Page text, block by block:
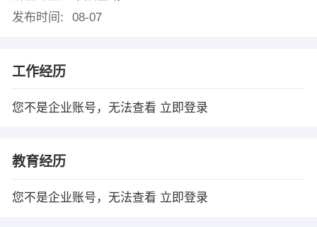
发布时间:
08-07
工作经历
您不是企业账号，无法查看 立即登录
教育经历
您不是企业账号，无法查看 立即登录